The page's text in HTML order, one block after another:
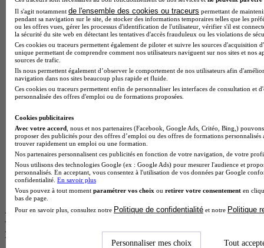
BTS Dietetique en alternance
BTS Mco en alternance
BTS Pi en alternance
BTS Sp3s en alternance
Master CCA en alternance
BTS Ndrc en alternance
BTS Sam en alternance
Cap Fleuriste en alternance
BTS Sio en alternance
MSc Marketing Digital en alternance
Cap Electricien en alternance
BTS Gpn en alternance
BTS Domotique en alternance
BAC Pro Agora en alternance
BTS Sta en alternance
BTS Iris en alternance
BTS Tpl en alternance
BTS Ati en alternance
Les diplômes par filière les plus
recherchés
Il s'agit notamment de l'ensemble des cookies ou traceurs permettant de
pendant sa navigation sur le site, de stocker des informations temporaires telles que les
ou les offres vues, gérer les processus d'identification de l'utilisateur, vérifier s'il est
la sécurité du site web en détectant les tentatives d'accès frauduleux ou les violations de
Ces cookies ou traceurs permettent également de piloter et suivre les sources d'acquisition
unique permettant de comprendre comment nos utilisateurs naviguent sur nos sites et nos
sources de trafic.
Ils nous permettent également d’observer le comportement de nos utilisateurs afin
navigation dans nos sites beaucoup plus rapide et fluide.
Ces cookies ou traceurs permettent enfin de personnaliser les interfaces de consultation et
personnalisée des offres d'emploi ou de formations proposées.
Cookies publicitaires
Avec votre accord , nous et nos partenaires (Facebook, Google Ads, Critéo, Bing,)
proposer des publicités pour des offres d’emploi ou des offres de formations
trouver rapidement un emploi ou une formation.
Nos partenaires personnalisent ces publicités en fonction de votre navigation, de votre
Nous utilisons des technologies Google (ex : Google Ads) pour mesurer l'audience et
personnalisés. En acceptant, vous consentez à l'utilisation de vos données par Google
confidentialité. En savoir plus
Vous pouvez à tout moment paramétrer vos choix ou retirer votre consentement en
bas de page.
Pour en savoir plus, consultez notre Politique de confidentialité et notre Politique
Personnaliser mes choix Tout